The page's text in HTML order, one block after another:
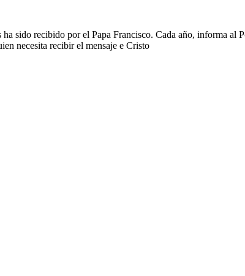
sido recibido por el Papa Francisco. Cada año, informa al
necesita recibir el mensaje e Cristo